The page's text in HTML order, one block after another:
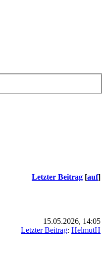
Letzter Beitrag [auf]
15.05.2026, 14:05
Letzter Beitrag: HelmutH